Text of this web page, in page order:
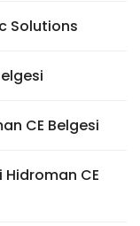
Solutions
CE Belgesi
CE